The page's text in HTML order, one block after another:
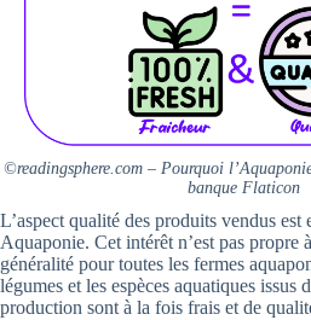
©readingsphere.com – Pourquoi
banque Flaticon
L’aspect qualité des produits vendus est
Aquaponie. Cet intérêt n’est pas propre
généralité pour toutes les fermes
légumes et les espèces aquatiques issus
production sont à la fois frais et de